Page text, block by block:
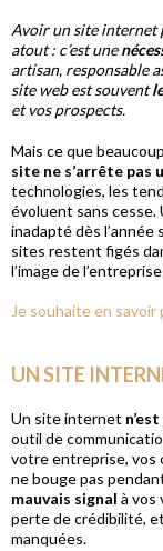
Avoir un site internet
atout : c’est une
artisan, responsable
site web est souvent
et vos prospects.
Mais ce que
site ne s’arrête pas
technologies, les
évoluent sans
inadapté dès
sites restent figés
l’image de
Je souhaite en
UN SITE
Un site internet
outil de
votre entreprise, vos
ne bouge pas
mauvais signal à vos
perte de crédibilité,
manquées.